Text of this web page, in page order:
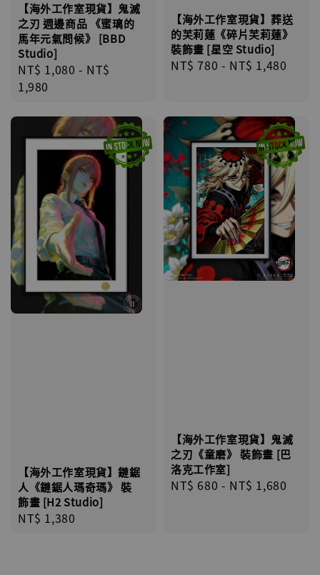
【海外工作室現貨】鬼滅
之刃 週邊商品 《蜜璃的
馬年元氣問候》 [BBD
Studio]
Regular
price
NT$ 1,080 - NT$
1,980
【海外工作室現貨】葬送
的芙莉蓮《碎片芙莉蓮》
裝飾畫 [星空 Studio]
Regular
NT$ 780 - NT$ 1,480
【海外工作室現貨】鏈鋸
人《鏈鋸人瑪奇瑪》 裝
飾畫 [H2 Studio]
Regular
NT$ 1,380
【海外工作室現貨】鬼滅
之刃《童磨》 裝飾畫 [巴
洛克工作室]
Regular
NT$ 680 - NT$ 1,680